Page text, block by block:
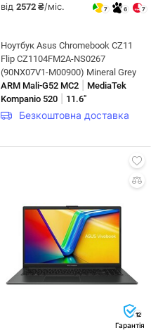
від 2572 ₴/міс. 7 6 7
Ноутбук Asus Chromebook CZ11
Flip CZ1104FM2A-NS0267
(90NX07V1-M00900) Mineral Grey
ARM Mali-G52 MC2
MediaTek
Kompanio 520
11.6"
Безкоштовна доставка
12
Гарантія